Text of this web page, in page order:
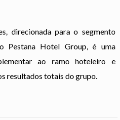
direcionada para o segmento
Pestana Hotel Group, é uma
ao ramo hoteleiro e
resultados totais do grupo.